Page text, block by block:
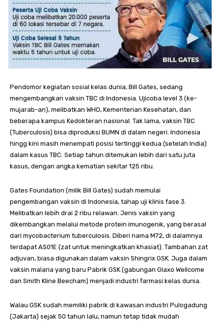
Pendomor kegiatan sosial kelas dunia, Bill Gates, sedang
mengembangkan vaksin TBC di Indonesia. Ujicoba level 3 (ke-
mujarab-an), melibatkan WHO, Kementerian Kesehatan, dan
beberapa kampus Kedokteran nasional. Tak lama, vaksin TBC
(Tuberculosis) bisa diproduksi BUMN di dalam negeri. Indonesia
hingg kini masih menempati posisi tertinggi kedua (setelah India)
dalam kasus TBC. Setiap tahun ditemukan lebih dari satu juta
kasus, dengan angka kematian sekitar 125 ribu.
Gates Foundation (milik Bill Gates) sudah memulai
pengembangan vaksin di Indonesia, tahap uji klinis fase 3.
Melibatkan lebih drai 2 ribu relawan. Jenis vaksin yang
dikembangkan melalui metode protein imunogenik, yang berasal
dari mycobacterium tuberculosis. Diberi nama M72, di dalamnya
terdapat AS01E (zat untuk meningkatkan khasiat). Tambahan zat
adjuvan, biasa digunakan dalam vaksin Shingrix GSK. Juga dalam
vaksin malaria yang baru Pabrik GSK (gabungan Glaxo Wellcome
dan Smith Kline Beecham) menjadi industri farmasi kelas dunia.
Walau GSK sudah memiliki pabrik di kawasan industri Pulogadung
(Jakarta) sejak 50 tahun lalu, namun tetap tidak mudah